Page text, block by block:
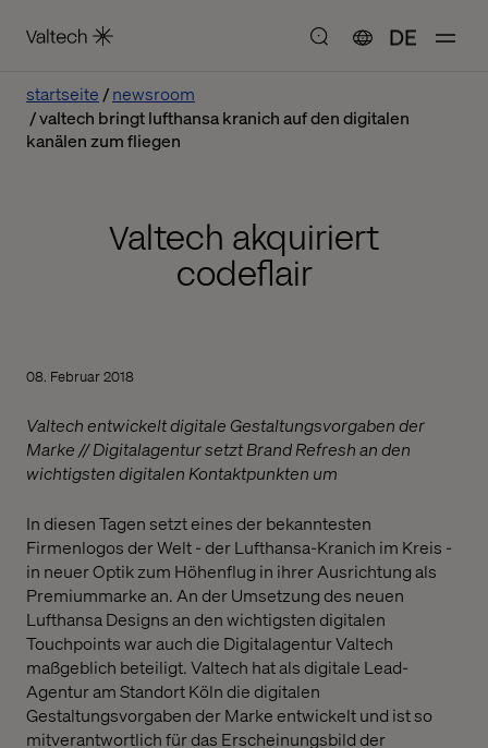
DE
startseite
newsroom
valtech bringt lufthansa kranich auf den digitalen
kanälen zum fliegen
Valtech akquiriert
codeflair
08. Februar 2018
Valtech entwickelt digitale Gestaltungsvorgaben der
Marke // Digitalagentur setzt Brand Refresh an den
wichtigsten digitalen Kontaktpunkten um
In diesen Tagen setzt eines der bekanntesten
Firmenlogos der Welt - der Lufthansa-Kranich im Kreis -
in neuer Optik zum Höhenflug in ihrer Ausrichtung als
Premiummarke an. An der Umsetzung des neuen
Lufthansa Designs an den wichtigsten digitalen
Touchpoints war auch die Digitalagentur Valtech
maßgeblich beteiligt. Valtech hat als digitale Lead-
Agentur am Standort Köln die digitalen
Gestaltungsvorgaben der Marke entwickelt und ist so
mitverantwortlich für das Erscheinungsbild der